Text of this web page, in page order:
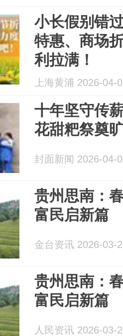
小长假别错
特惠、商场
利拉满！
上海黄浦 2026-04-
十年坚守传
花甜粑祭奠
封面新闻 2026-04-
贵州思南：
富民启新篇
金台资讯 2026-03-
贵州思南：
富民启新篇
人民资讯 2026-03-